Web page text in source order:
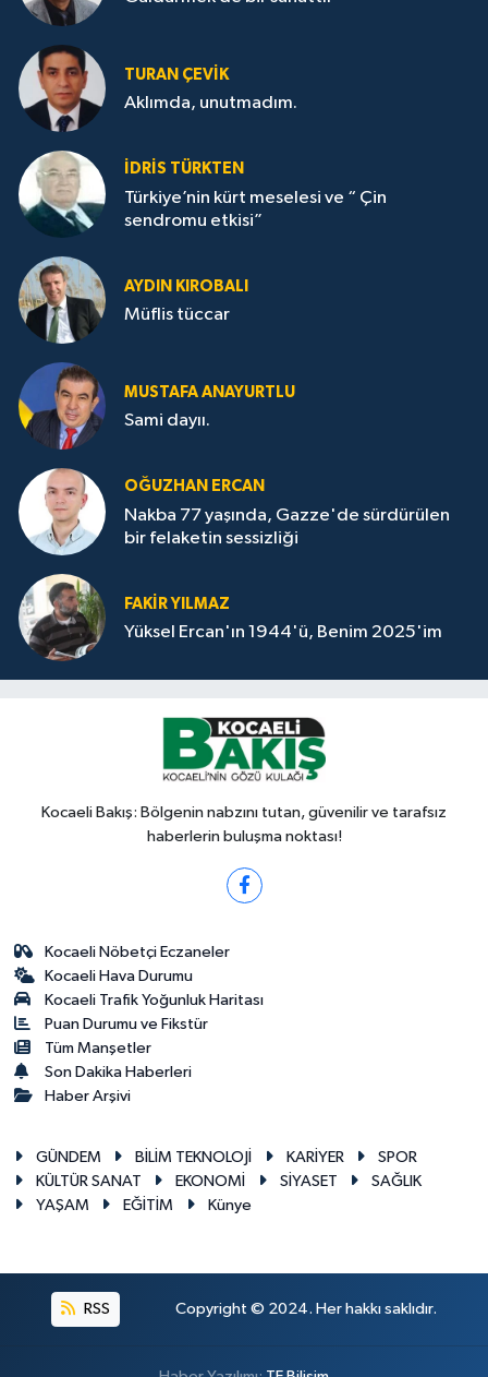
TURAN ÇEVİK
Aklımda, unutmadım.
İDRİS TÜRKTEN
Türkiye’nin kürt meselesi ve “ Çin
sendromu etkisi”
AYDIN KIROBALI
Müflis tüccar
MUSTAFA ANAYURTLU
Sami dayıı.
OĞUZHAN ERCAN
Nakba 77 yaşında, Gazze'de sürdürülen
bir felaketin sessizliği
FAKİR YILMAZ
Yüksel Ercan'ın 1944'ü, Benim 2025'im
Kocaeli Bakış: Bölgenin nabzını tutan, güvenilir ve tarafsız
haberlerin buluşma noktası!
Kocaeli Nöbetçi Eczaneler
Kocaeli Hava Durumu
Kocaeli Trafik Yoğunluk Haritası
Puan Durumu ve Fikstür
Tüm Manşetler
Son Dakika Haberleri
Haber Arşivi
GÜNDEM BİLİM TEKNOLOJİ KARİYER
SPOR
KÜLTÜR SANAT
EKONOMİ SİYASET
SAĞLIK
YAŞAM
EĞİTİM Künye
RSS Copyright © 2024. Her hakkı saklıdır.